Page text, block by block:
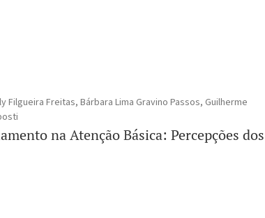
Freitas, Bárbara Lima Gravino Passos, Guilherme
na Atenção Básica: Percepções